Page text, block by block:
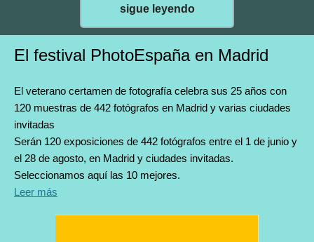
sigue leyendo
El festival PhotoEspaña en Madrid
El veterano certamen de fotografía celebra sus 25 años con
120 muestras de 442 fotógrafos en Madrid y varias ciudades
invitadas
Serán 120 exposiciones de 442 fotógrafos entre el 1 de junio y
el 28 de agosto, en Madrid y ciudades invitadas.
Seleccionamos aquí las 10 mejores.
Leer más